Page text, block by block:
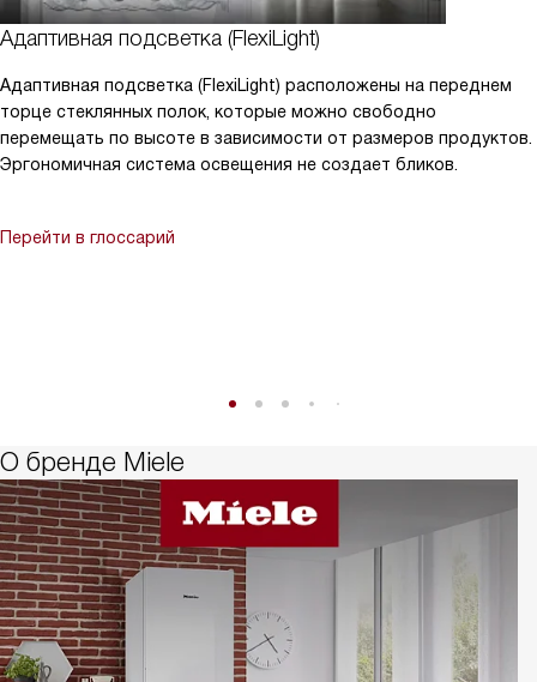
Адаптивная подсветка (FlexiLight)
Адаптивная подсветка (FlexiLight) расположены на переднем
торце стеклянных полок, которые можно свободно
перемещать по высоте в зависимости от размеров продуктов.
Эргономичная система освещения не создает бликов.
Перейти в глоссарий
О бренде Miele